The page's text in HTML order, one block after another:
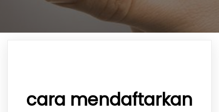
cara mendaftarkan